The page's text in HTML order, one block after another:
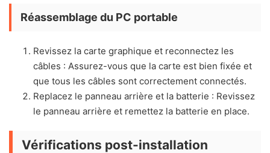
Réassemblage du PC portable
Revissez la carte graphique et reconnectez les
câbles : Assurez-vous que la carte est bien fixée et
que tous les câbles sont correctement connectés.
Replacez le panneau arrière et la batterie : Revissez
le panneau arrière et remettez la batterie en place.
Vérifications post-installation